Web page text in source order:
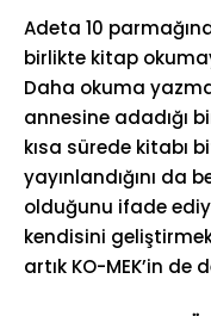
Adeta 10
birlikte kitap
Daha okuma
annesine adadığı
kısa sürede kitabı
yayınlandığını da
olduğunu ifade
kendisini
artık KO-MEK’in